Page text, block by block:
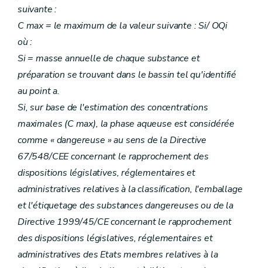
suivante :
C max = le maximum de la valeur suivante : Si/ OQi
où :
Si = masse annuelle de chaque substance et
préparation se trouvant dans le bassin tel qu'identifié
au point a.
Si, sur base de l'estimation des concentrations
maximales (C max), la phase aqueuse est considérée
comme « dangereuse » au sens de la Directive
67/548/CEE concernant le rapprochement des
dispositions législatives, réglementaires et
administratives relatives à la classification, l'emballage
et l'étiquetage des substances dangereuses ou de la
Directive 1999/45/CE concernant le rapprochement
des dispositions législatives, réglementaires et
administratives des Etats membres relatives à la